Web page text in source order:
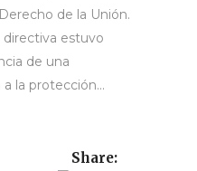
de la Unión.
directiva estuvo
de una
la protección...
Share: